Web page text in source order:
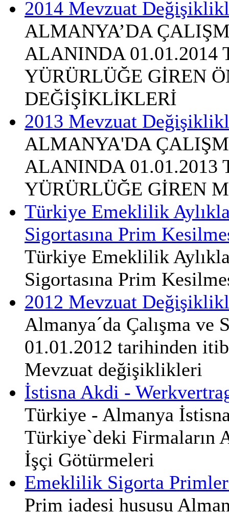
2014 Mevzuat
ALMANYA’DA
ALANINDA 01.01.2014
YÜRÜRLÜĞE GİREN
DEĞİŞİKLİKLERİ
2013 Mevzuat
ALMANYA'DA
ALANINDA 01.01.2013
YÜRÜRLÜĞE GİREN
Türkiye Emeklilik
Sigortasına Prim
Türkiye Emeklilik
Sigortasına Prim
2012 Mevzuat
Almanya´da Çalışma ve
01.01.2012 tarihinden
Mevzuat değişiklikleri
İstisna Akdi -
Türkiye - Almanya
Türkiye`deki Firmaların
İşçi Götürmeleri
Emeklilik Sigorta
Prim iadesi hususu